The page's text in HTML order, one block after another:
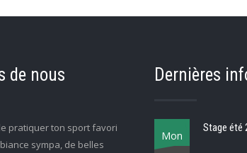
de nous
pratiquer ton sport favori
sympa, de belles
Dernières
Mon
Stage été